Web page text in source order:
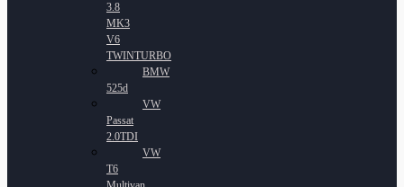
3.8
MK3
V6
TWINTURBO
BMW
525d
VW
Passat
2.0TDI
VW
T6